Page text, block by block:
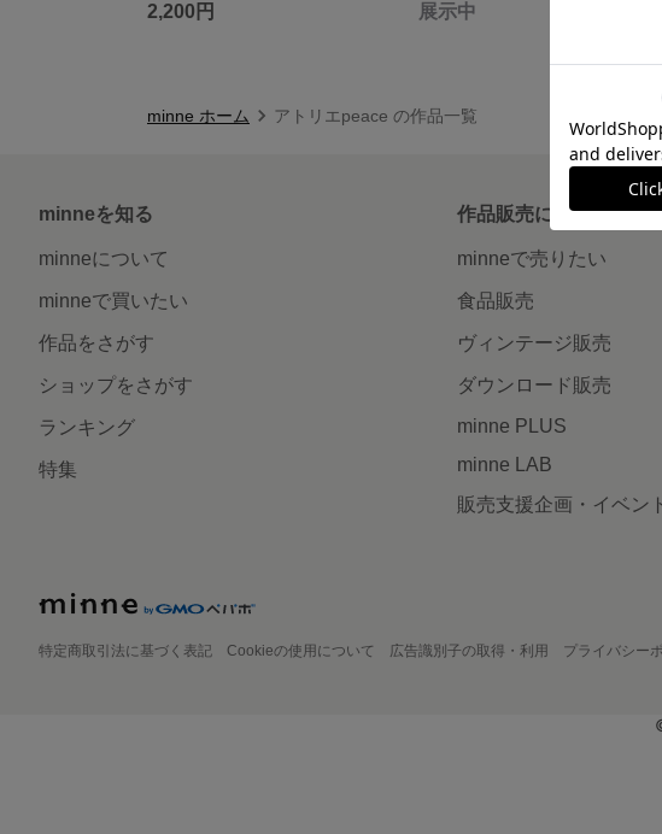
2,200円 展示中
minne ホーム アトリエpeace の作品一覧
minneを知る
minneについて
minneで買いたい
作品をさがす
ショップをさがす
ランキング
特集
作品販売について
minneで売りたい
食品販売
ヴィンテージ販売
ダウンロード販売
minne PLUS
minne LAB
販売支援企画・イベン
特定商取引法に基づく表記 Cookieの使用について 広告識別子の取得・利用 プライバシー